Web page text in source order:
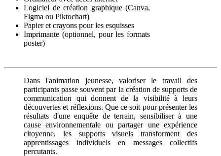
Logiciel de création graphique (Canva,
Figma ou Piktochart)
Papier et crayons pour les esquisses
Imprimante (optionnel, pour les formats
poster)
Dans l'animation jeunesse, valoriser le travail des
participants passe souvent par la création de supports de
communication qui donnent de la visibilité à leurs
découvertes et réflexions. Que ce soit pour présenter les
résultats d'une enquête de terrain, sensibiliser à une
cause environnementale ou partager une expérience
citoyenne, les supports visuels transforment des
apprentissages individuels en messages collectifs
percutants.